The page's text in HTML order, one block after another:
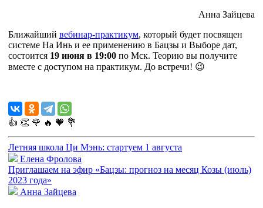
Анна Зайцева
Ближайший вебинар-практикум, который будет посвящен
системе На Инь и ее применению в Бацзы и Выборе дат,
состоится 19 июня в 19:00 по Мск. Теорию вы получите
вместе с доступом на практикум. До встречи! 😉
👍 👏 🌹 🔥 🧡 💐
Летняя школа Ци Мэнь: стартуем 1 августа
Елена Фролова
Приглашаем на эфир «Бацзы: прогноз на месяц Козы (июль)
2023 года»
Анна Зайцева